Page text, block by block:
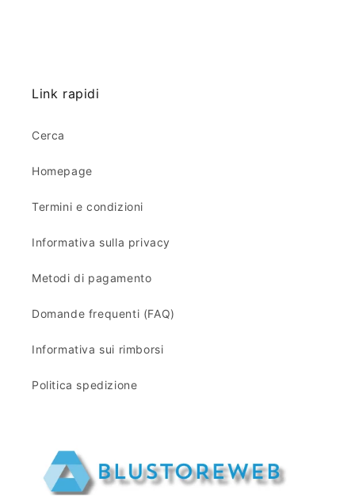
Link rapidi
Cerca
Homepage
Termini e condizioni
Informativa sulla privacy
Metodi di pagamento
Domande frequenti (FAQ)
Informativa sui rimborsi
Politica spedizione